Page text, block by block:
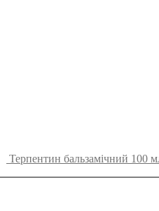
Терпентин бальзамічний 100